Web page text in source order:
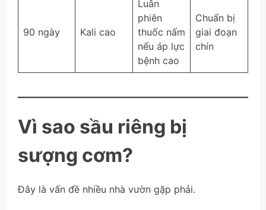
90 ngày Kali cao
Luân
phiên
thuốc nấm
nếu áp lực
bệnh cao
Chuẩn bị
giai đoạn
chín
Vì sao sầu riêng bị
sượng cơm?
Đây là vấn đề nhiều nhà vườn gặp phải.